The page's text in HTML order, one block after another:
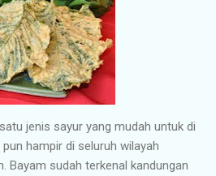
jenis sayur yang mudah untuk di
hampir di seluruh wilayah
Bayam sudah terkenal kandungan